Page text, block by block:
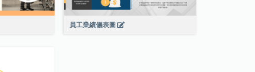
員工業績儀表圖